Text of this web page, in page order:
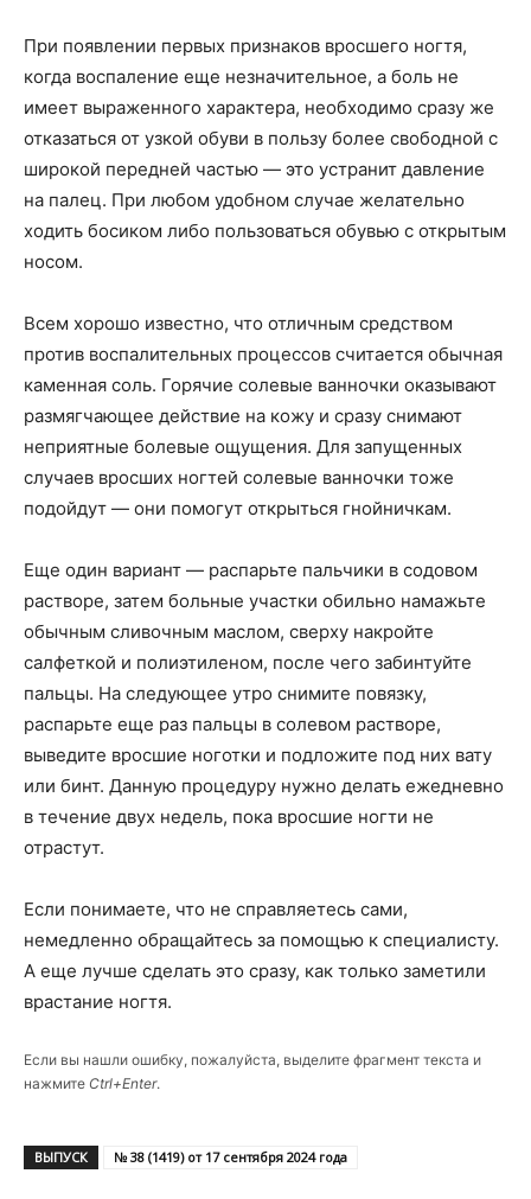
При появлении первых признаков вросшего ногтя,
когда воспаление еще незначительное, а боль не
имеет выраженного характера, необходимо сразу же
отказаться от узкой обуви в пользу более свободной с
широкой передней частью — это устранит давление
на палец. При любом удобном случае желательно
ходить босиком либо пользоваться обувью с открытым
носом.
Всем хорошо известно, что отличным средством
против воспалительных процессов считается обычная
каменная соль. Горячие солевые ванночки оказывают
размягчающее действие на кожу и сразу снимают
неприятные болевые ощущения. Для запущенных
случаев вросших ногтей солевые ванночки тоже
подойдут — они помогут открыться гнойничкам.
Еще один вариант — распарьте пальчики в содовом
растворе, затем больные участки обильно намажьте
обычным сливочным маслом, сверху накройте
салфеткой и полиэтиленом, после чего забинтуйте
пальцы. На следующее утро снимите повязку,
распарьте еще раз пальцы в солевом растворе,
выведите вросшие ноготки и подложите под них вату
или бинт. Данную процедуру нужно делать ежедневно
в течение двух недель, пока вросшие ногти не
отрастут.
Если понимаете, что не справляетесь сами,
немедленно обращайтесь за помощью к специалисту.
А еще лучше сделать это сразу, как только заметили
врастание ногтя.
Если вы нашли ошибку, пожалуйста, выделите фрагмент текста и
нажмите Ctrl+Enter.
ВЫПУСК № 38 (1419) от 17 сентября 2024 года